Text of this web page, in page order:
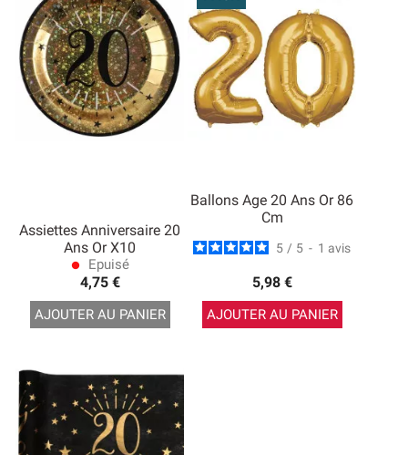
Assiettes Anniversaire 20
Ans Or X10
lens Epuisé
4,75 €
AJOUTER AU PANIER
Ballons Age 20 Ans Or 86
Cm
5 / 5 - 1 avis
5,98 €
AJOUTER AU PANIER